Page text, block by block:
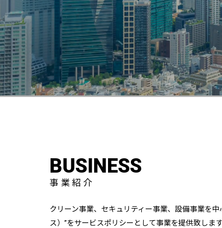
BUSINESS
事業紹介
クリーン事業、セキュリティー事業、設備事業を
ス）”をサービスポリシーとして事業を提供致しま